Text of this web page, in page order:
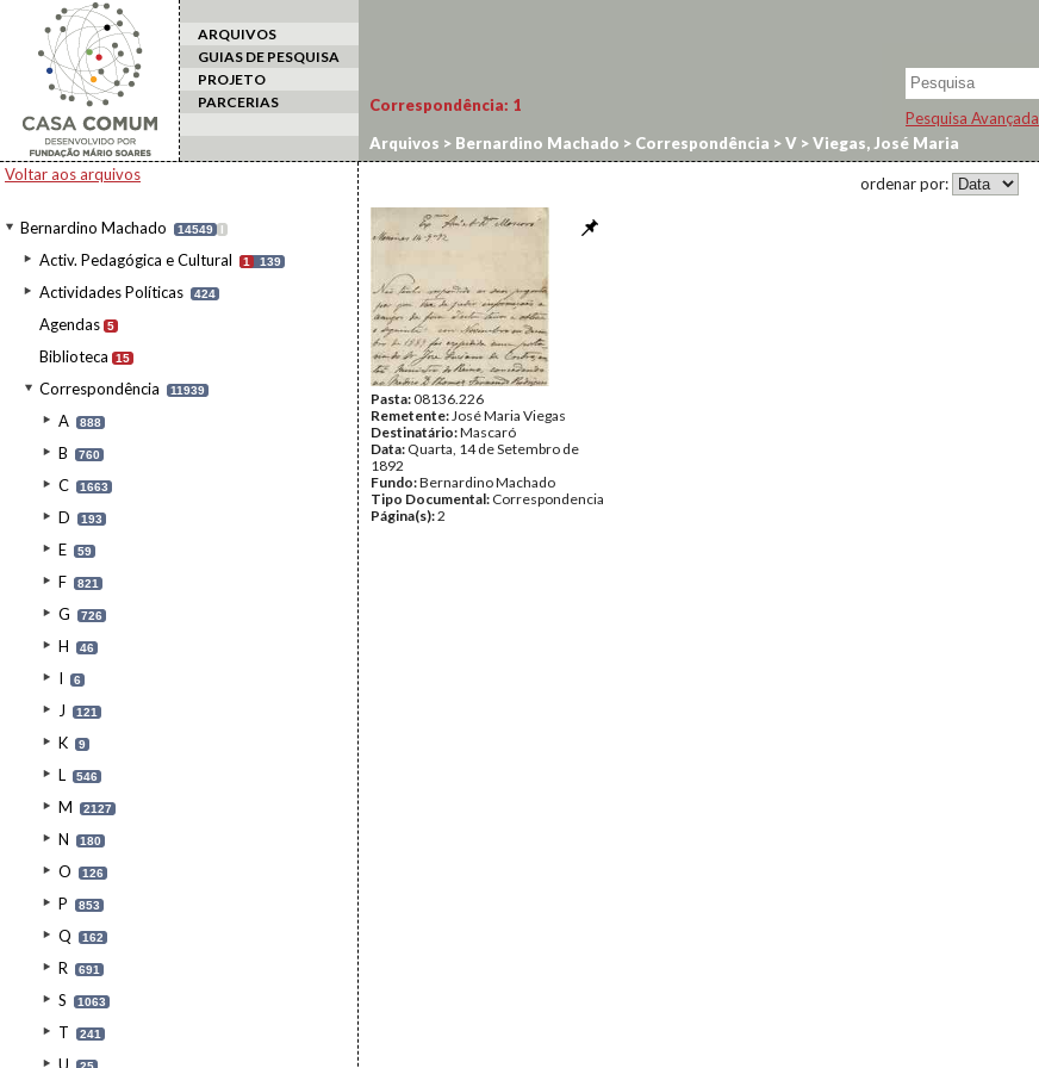
ARQUIVOS
GUIAS DE PESQUISA
PROJETO
PARCERIAS
Pesquisa Avançada
Voltar aos arquivos
Bernardino Machado 14549 I
Activ. Pedagógica e Cultural 1 139
Actividades Políticas 424
Agendas 5
Biblioteca 15
Correspondência 11939
A 888
B 760
C 1663
D 193
E 59
F 821
G 726
H 46
I 6
J 121
K 9
L 546
M 2127
N 180
O 126
P 853
Q 162
R 691
S 1063
T 241
Correspondência: 1
Arquivos > Bernardino Machado > Correspondência >V >Viegas, José Maria
ordenar por:
Pasta:08136.226
Remetente:José Maria Viegas
Destinatário:Mascaró
Data: Quarta, 14 de Setembro de
1892
Fundo:Bernardino Machado
Tipo Documental: Correspondencia
Página(s):2